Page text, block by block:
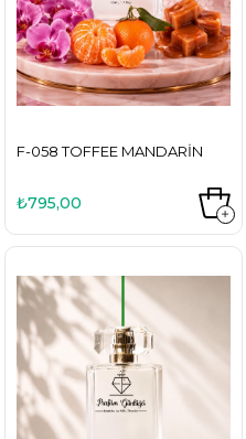
F-058 TOFFEE MANDARIN
₺795,00